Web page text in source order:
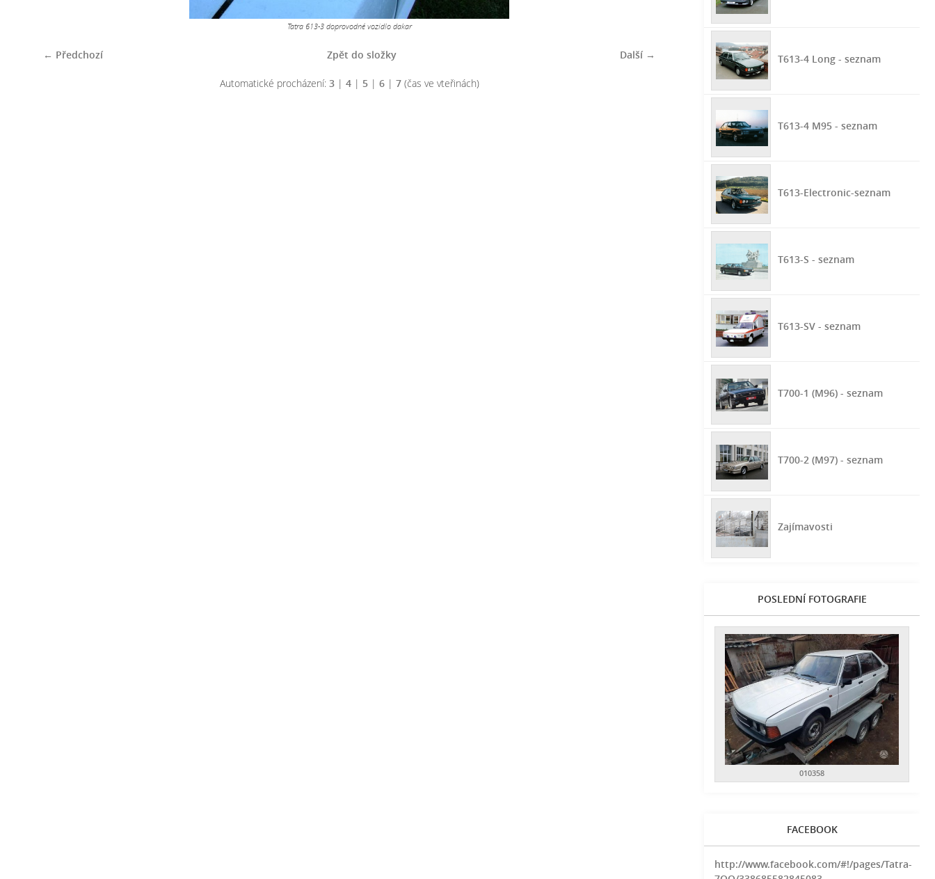
Tatra 613-3 doprovodné vozidlo dakar
← Předchozí Další →
Zpět do složky
Automatické procházení: 3| 4| 5| 6| 7(čas ve vteřinách)
T613-4 Long - seznam
T613-4 M95 - seznam
T613-Electronic-seznam
T613-S - seznam
T613-SV - seznam
T700-1 (M96) - seznam
T700-2 (M97) - seznam
Zajímavosti
POSLEDNÍ FOTOGRAFIE
010358
FACEBOOK
http://www.facebook.com/#!/pages/Tatra-